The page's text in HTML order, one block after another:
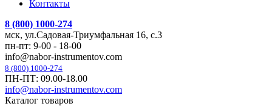
Контакты
8 (800) 1000-274
мск, ул.Садовая-Триумфальная 16, с.3
пн-пт: 9-00 - 18-00
info@nabor-instrumentov.com
8 (800) 1000-274
ПН-ПТ: 09.00-18.00
info@nabor-instrumentov.com
Каталог товаров